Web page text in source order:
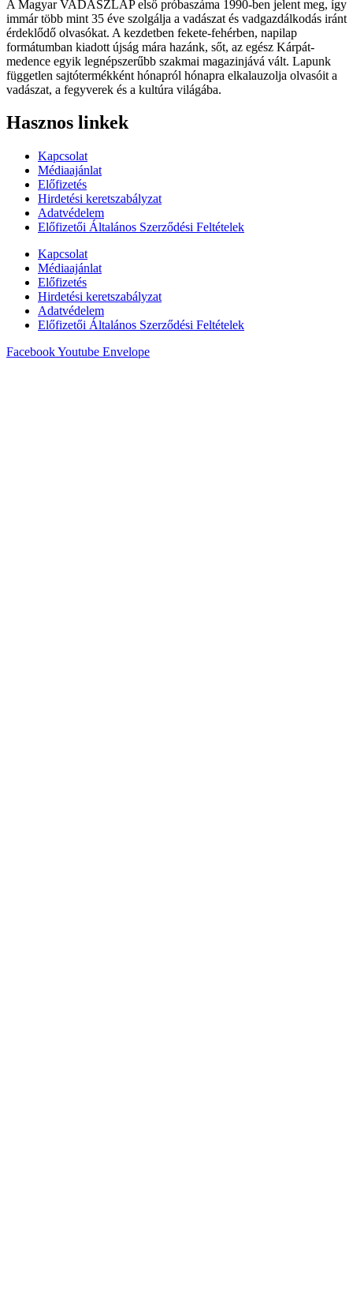
A Magyar VADÁSZLAP első próbaszáma 1990-ben jelent meg, így
immár több mint 35 éve szolgálja a vadászat és vadgazdálkodás iránt
érdeklődő olvasókat. A kezdetben fekete-fehérben, napilap
formátumban kiadott újság mára hazánk, sőt, az egész Kárpát-
medence egyik legnépszerűbb szakmai magazinjává vált. Lapunk
független sajtótermékként hónapról hónapra elkalauzolja olvasóit a
vadászat, a fegyverek és a kultúra világába.
Hasznos linkek
Kapcsolat
Médiaajánlat
Előfizetés
Hirdetési keretszabályzat
Adatvédelem
Előfizetői Általános Szerződési Feltételek
Kapcsolat
Médiaajánlat
Előfizetés
Hirdetési keretszabályzat
Adatvédelem
Előfizetői Általános Szerződési Feltételek
FacebookYoutube Envelope